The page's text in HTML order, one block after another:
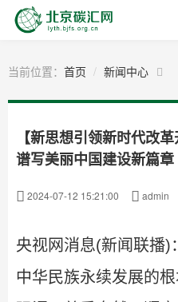
当前位置： 首页 新闻中心
【新思想引领新时代改
谱写美丽中国建设新篇章
2024-07-12 15:21:00 admin
央视网消息(新闻联播)
中华民族永续发展的